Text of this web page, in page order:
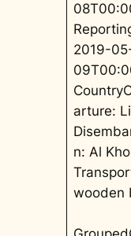
2019-
arture:
n: Al
wooden